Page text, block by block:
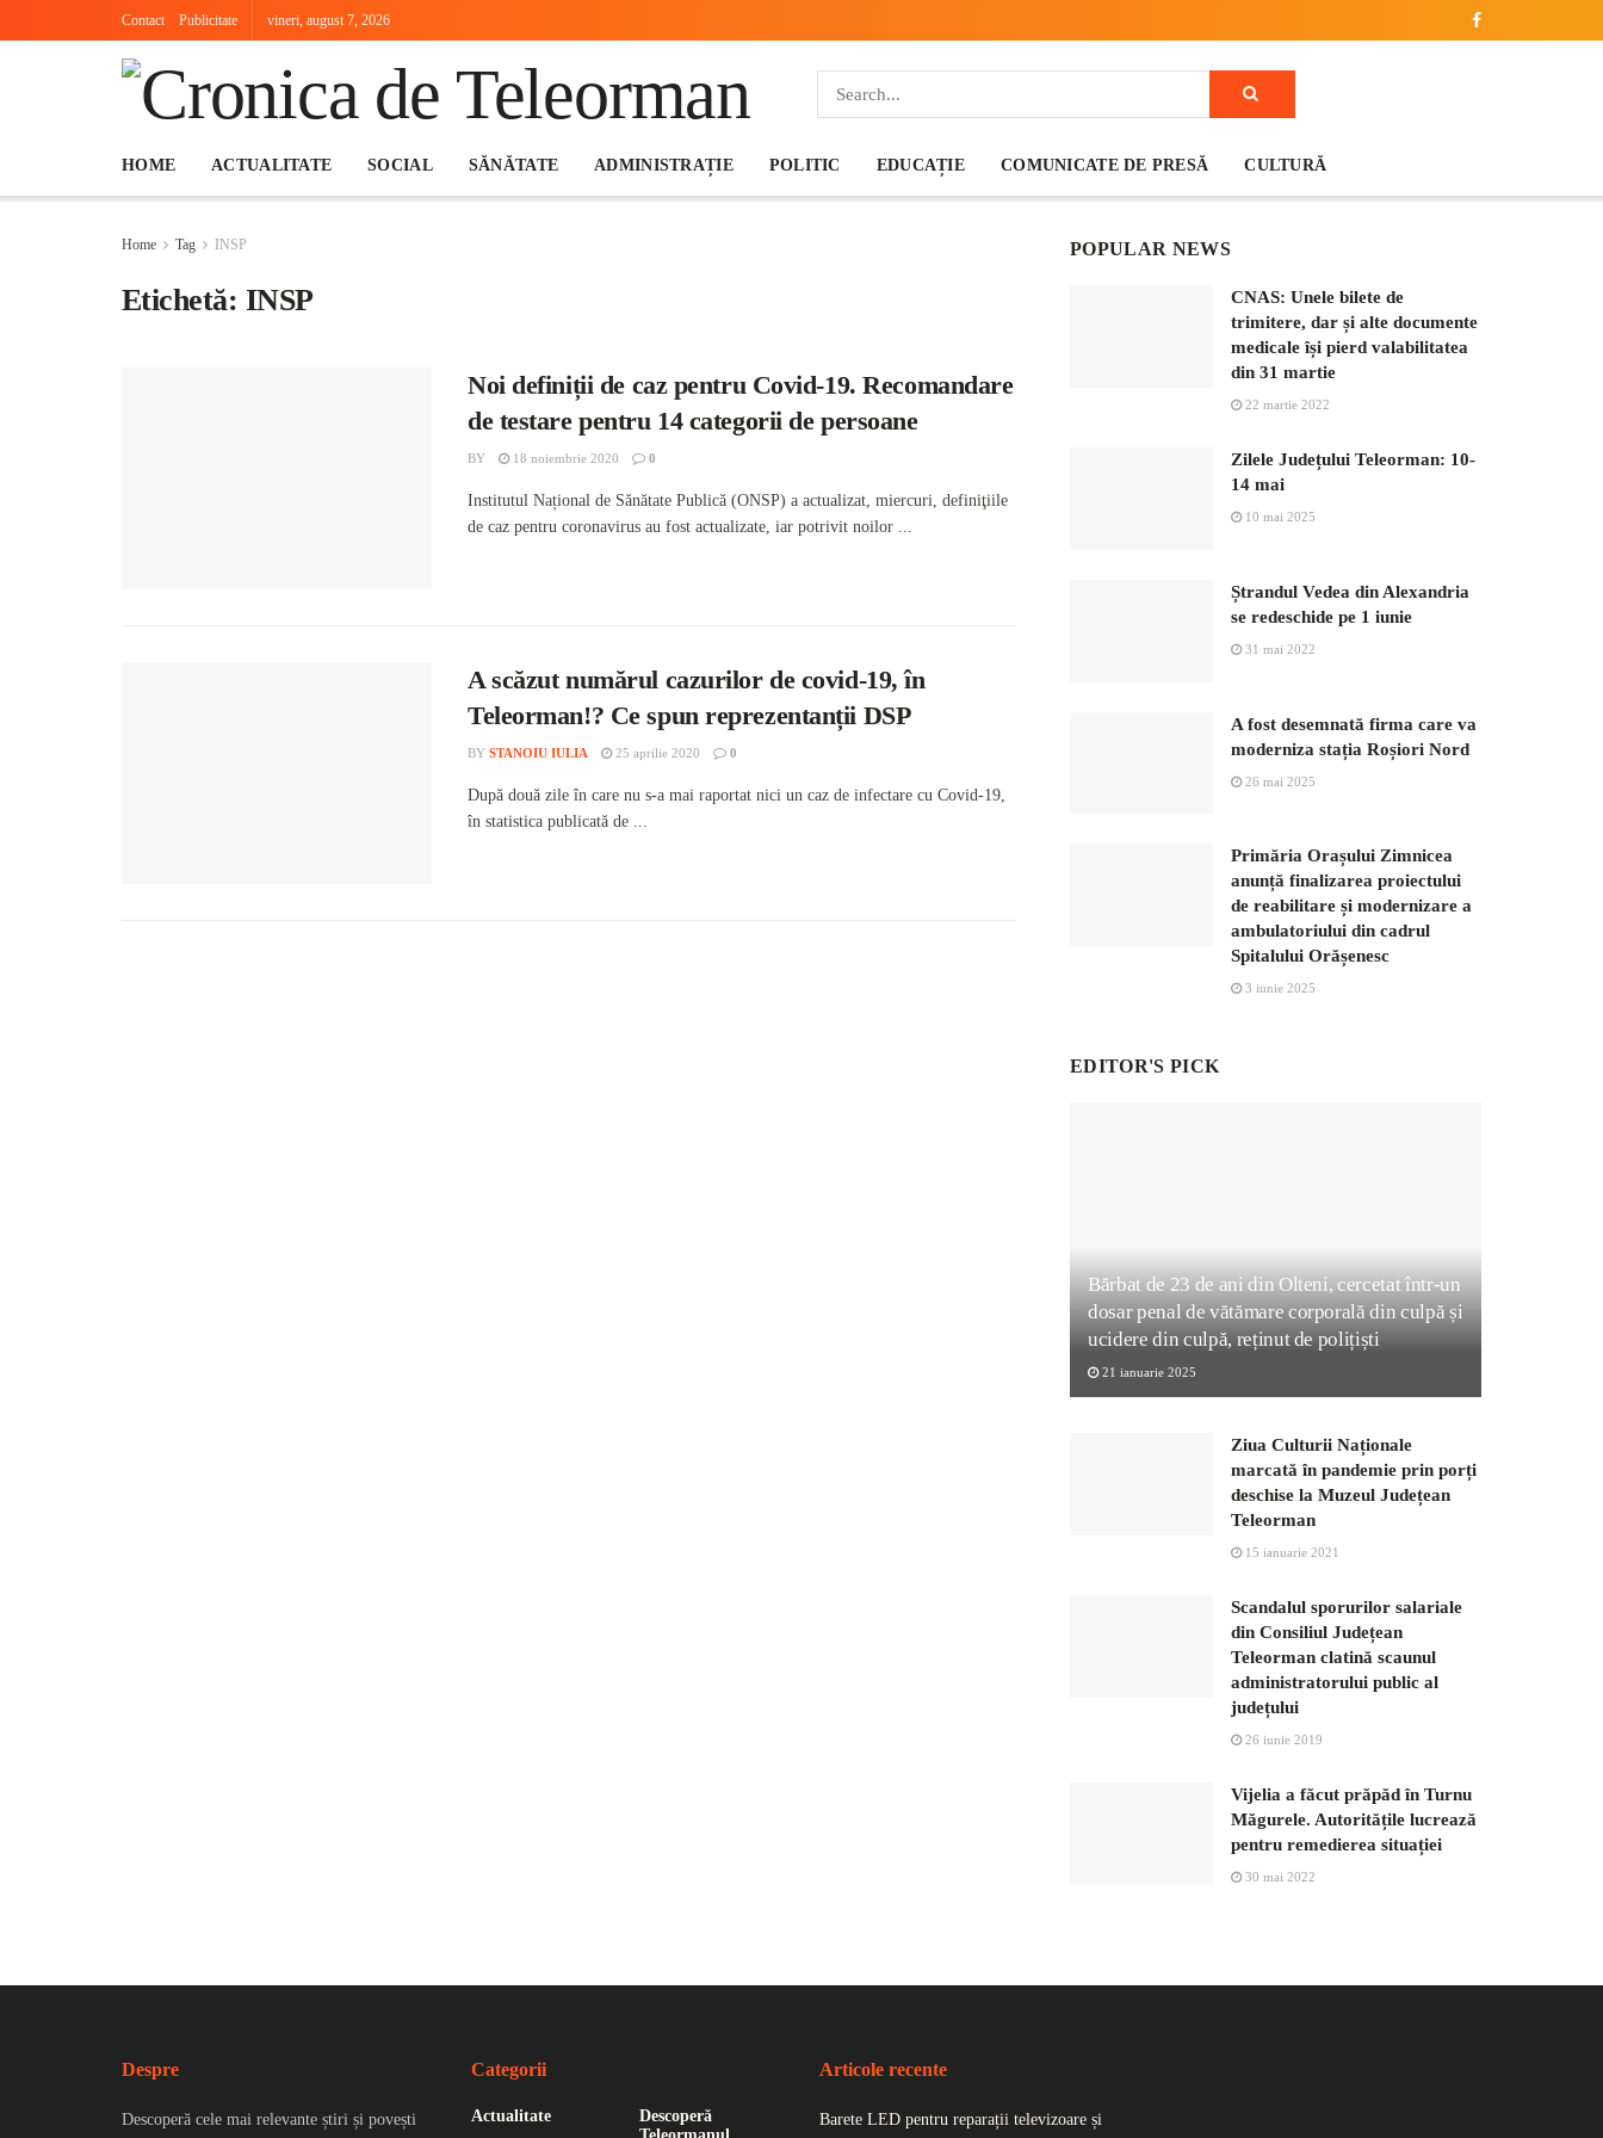
Contact Publicitate vineri, august 7, 2026
HOME ACTUALITATE SOCIAL SĂNĂTATE ADMINISTRAȚIE POLITIC EDUCAȚIE COMUNICATE DE PRESĂ CULTURĂ
Home Tag INSP
Etichetă: INSP
Noi definiții de caz pentru Covid-19. Recomandare
de testare pentru 14 categorii de persoane
BY 18 noiembrie 2020 0
Institutul Național de Sănătate Publică (ONSP) a actualizat, miercuri, definiţiile
de caz pentru coronavirus au fost actualizate, iar potrivit noilor ...
A scăzut numărul cazurilor de covid-19, în
Teleorman!? Ce spun reprezentanții DSP
BY STANOIU IULIA 25 aprilie 2020 0
După două zile în care nu s-a mai raportat nici un caz de infectare cu Covid-19,
în statistica publicată de ...
POPULAR NEWS
CNAS: Unele bilete de
trimitere, dar și alte documente
medicale își pierd valabilitatea
din 31 martie
22 martie 2022
Zilele Județului Teleorman: 10-
14 mai
10 mai 2025
Ștrandul Vedea din Alexandria
se redeschide pe 1 iunie
31 mai 2022
A fost desemnată firma care va
moderniza stația Roșiori Nord
26 mai 2025
Primăria Orașului Zimnicea
anunță finalizarea proiectului
de reabilitare și modernizare a
ambulatoriului din cadrul
Spitalului Orășenesc
3 iunie 2025
EDITOR'S PICK
Bărbat de 23 de ani din Olteni, cercetat într-un
dosar penal de vătămare corporală din culpă și
ucidere din culpă, reținut de polițiști
21 ianuarie 2025
Ziua Culturii Naționale
marcată în pandemie prin porți
deschise la Muzeul Județean
Teleorman
15 ianuarie 2021
Scandalul sporurilor salariale
din Consiliul Județean
Teleorman clatină scaunul
administratorului public al
județului
26 iunie 2019
Vijelia a făcut prăpăd în Turnu
Măgurele. Autoritățile lucrează
pentru remedierea situației
30 mai 2022
Despre
Descoperă cele mai relevante știri și povești
Categorii
Actualitate
Descoperă
Articole recente
Barete LED pentru reparații televizoare și